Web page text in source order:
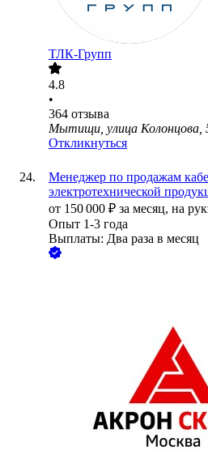
ТЛК-Групп
4.8
•
364 отзыва
Мытищи, улица Колонцова,
Откликнуться
Менеджер по продажам
электротехнической
от 150 000 ₽ за месяц, на
Опыт 1-3 года
Выплаты: Два раза в месяц